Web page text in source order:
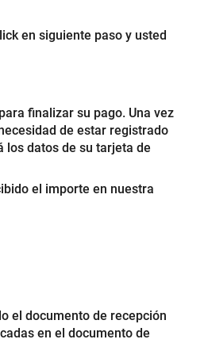
en siguiente paso y usted
finalizar su pago. Una vez
de estar registrado
los datos de su tarjeta de
el importe en nuestra
el documento de recepción
en el documento de